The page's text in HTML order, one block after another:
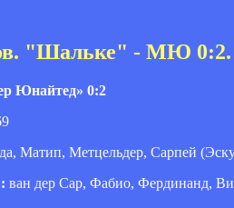
"Шальке" - МЮ 0:2.
Юнайтед» 0:2
Матип, Метцельдер, Сарпей
ван дер Сар, Фабио, Фердинанд,